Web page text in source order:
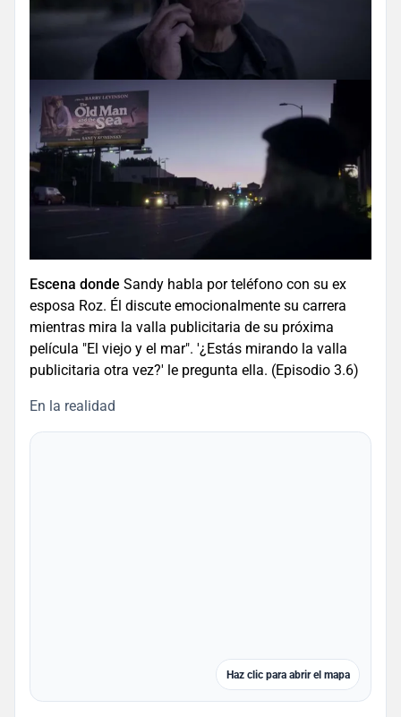
Escena donde Sandy habla por teléfono con su ex
esposa Roz. Él discute emocionalmente su carrera
mientras mira la valla publicitaria de su próxima
película "El viejo y el mar". '¿Estás mirando la valla
publicitaria otra vez?' le pregunta ella. (Episodio 3.6)
En la realidad
Haz clic para abrir el mapa